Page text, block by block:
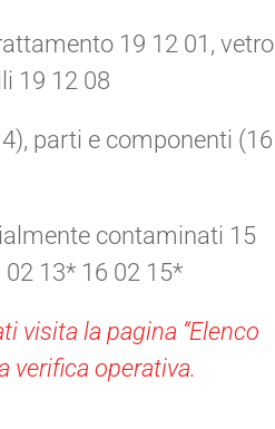
19 12 01, vetro
19 12 08
parti e componenti (16
contaminati 15
13* 16 02 15*
visita la pagina “Elenco
verifica operativa.